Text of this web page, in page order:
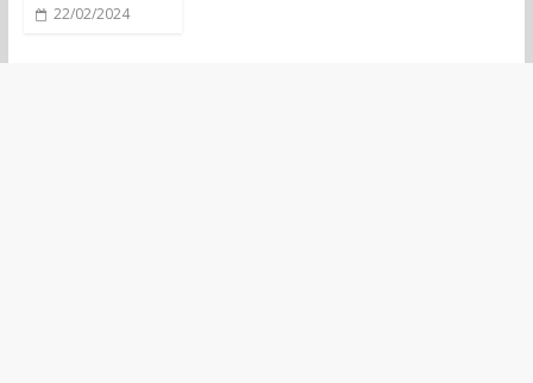
22/02/2024